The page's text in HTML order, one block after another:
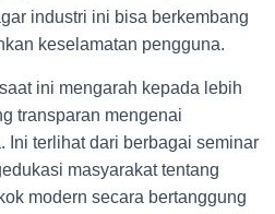
industri ini bisa berkembang
keselamatan pengguna.
saat ini mengarah kepada lebih
transparan mengenai
Ini terlihat dari berbagai seminar
masyarakat tentang
modern secara bertanggung